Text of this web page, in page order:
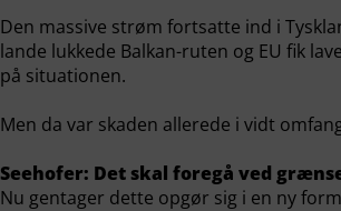
Den massive strøm fortsatte ind i
lande lukkede Balkan-ruten og EU fik
på situationen.
Men da var skaden allerede i vidt
Seehofer: Det skal foregå ved
Nu gentager dette opgør sig i en ny